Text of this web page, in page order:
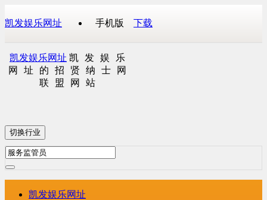
凯发娱乐网址 手机版 下载
凯发娱乐网址 凯发娱乐
网址的招贤纳士网
联盟网站
切换行业
凯发娱乐网址